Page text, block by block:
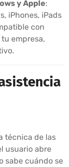
y Apple:
iPhones, iPads
con
empresa,
técnica de las
usuario abre
sabe cuándo se